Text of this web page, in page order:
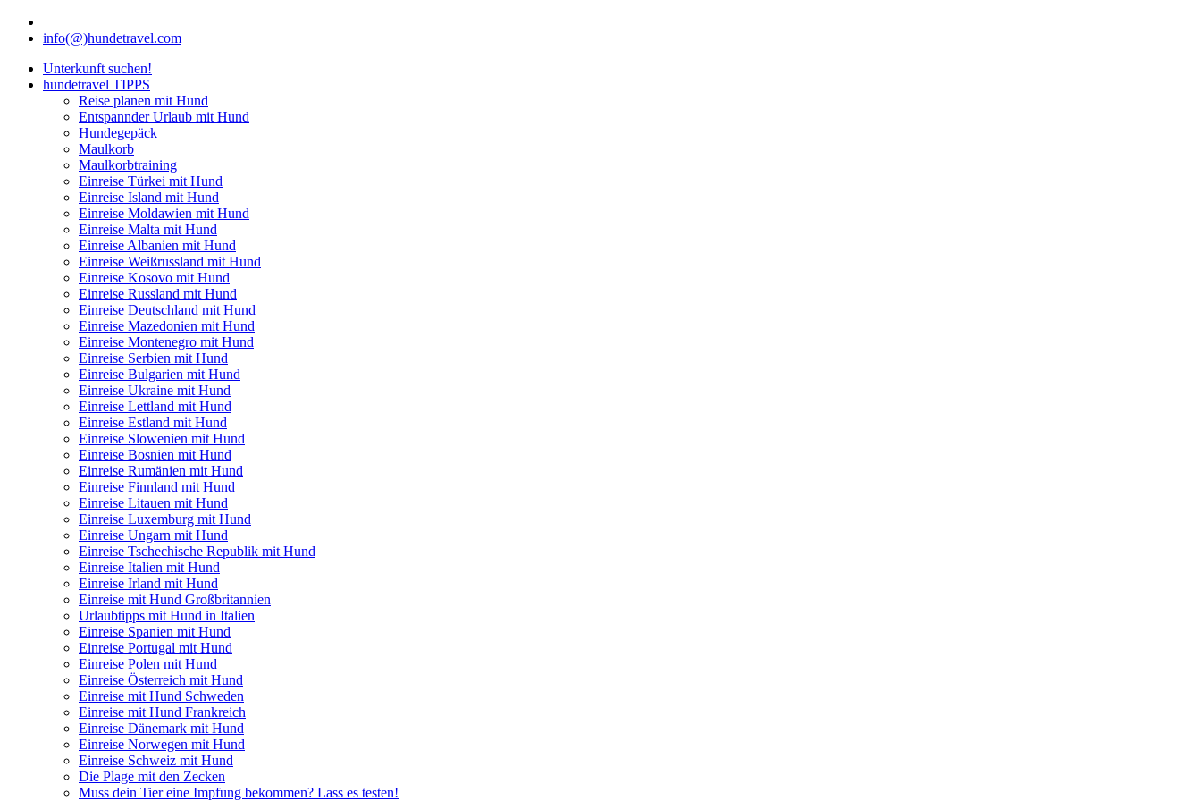
info(@)hundetravel.com
Unterkunft suchen!
hundetravel TIPPS
Reise planen mit Hund
Entspannder Urlaub mit Hund
Hundegepäck
Maulkorb
Maulkorbtraining
Einreise Türkei mit Hund
Einreise Island mit Hund
Einreise Moldawien mit Hund
Einreise Malta mit Hund
Einreise Albanien mit Hund
Einreise Weißrussland mit Hund
Einreise Kosovo mit Hund
Einreise Russland mit Hund
Einreise Deutschland mit Hund
Einreise Mazedonien mit Hund
Einreise Montenegro mit Hund
Einreise Serbien mit Hund
Einreise Bulgarien mit Hund
Einreise Ukraine mit Hund
Einreise Lettland mit Hund
Einreise Estland mit Hund
Einreise Slowenien mit Hund
Einreise Bosnien mit Hund
Einreise Rumänien mit Hund
Einreise Finnland mit Hund
Einreise Litauen mit Hund
Einreise Luxemburg mit Hund
Einreise Ungarn mit Hund
Einreise Tschechische Republik mit Hund
Einreise Italien mit Hund
Einreise Irland mit Hund
Einreise mit Hund Großbritannien
Urlaubtipps mit Hund in Italien
Einreise Spanien mit Hund
Einreise Portugal mit Hund
Einreise Polen mit Hund
Einreise Österreich mit Hund
Einreise mit Hund Schweden
Einreise mit Hund Frankreich
Einreise Dänemark mit Hund
Einreise Norwegen mit Hund
Einreise Schweiz mit Hund
Die Plage mit den Zecken
Muss dein Tier eine Impfung bekommen? Lass es testen!